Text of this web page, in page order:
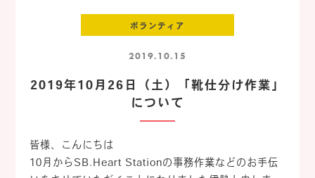
ボランティア
2019.10.15
2019年10月26日（土）「靴仕分け作業」
について
皆様、こんにちは
10月からSB.Heart Stationの事務作業などのお手伝